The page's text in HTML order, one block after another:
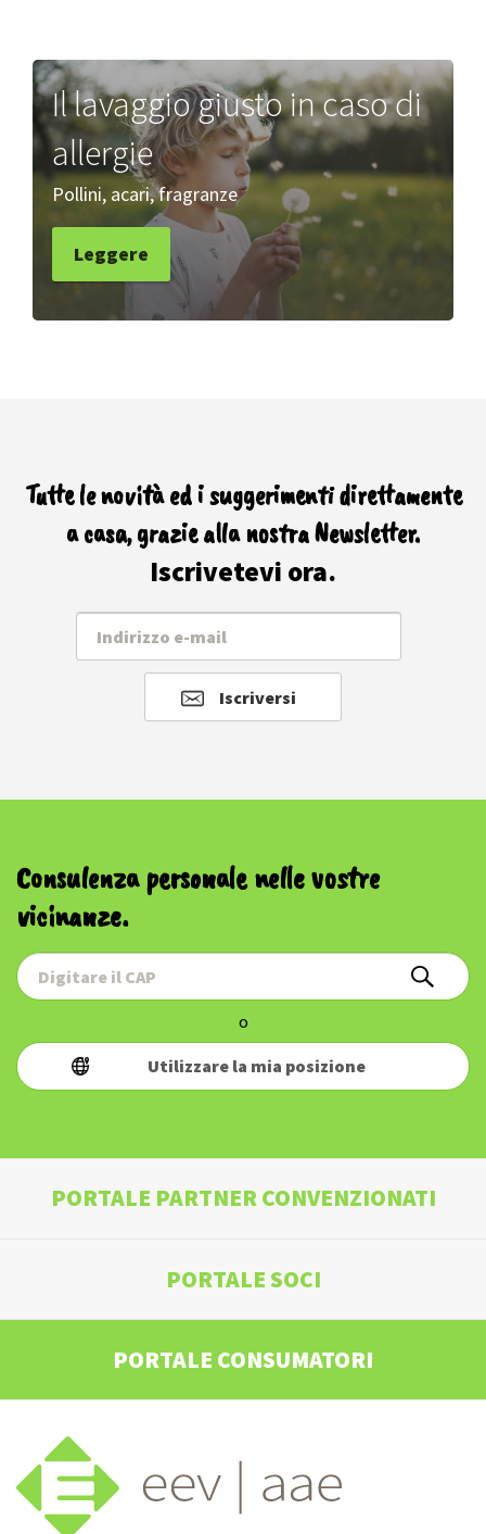
Il lavaggio giusto in caso di
allergie
Pollini, acari, fragranze
Leggere
Tutte le novità ed i suggerimenti direttamente
a casa, grazie alla nostra Newsletter.
Iscrivetevi ora.
Iscriversi
Consulenza personale nelle vostre
vicinanze.
o
Utilizzare la mia posizione
PORTALE PARTNER CONVENZIONATI
PORTALE SOCI
PORTALE CONSUMATORI